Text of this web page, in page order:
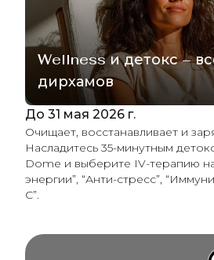
Wellness и детокс –
дирхамов
До 31 мая 2026 г.
Очищает, восстанавливает и
Насладитесь 35-минутным
Dome и выберите IV-терапию
энергии”, “Анти-стресс”,
C”.